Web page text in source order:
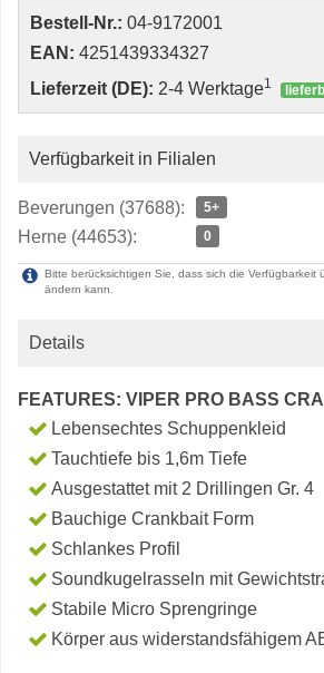
Bestell-Nr.: 04-9172001
EAN: 4251439334327
Lieferzeit (DE): 2-4 Werktage1
Verfügbarkeit in Filialen
Beverungen (37688): 5+
Herne (44653): 0
Bitte berücksichtigen Sie, dass sich die Verfügbarkeit
ändern kann.
Details
FEATURES: VIPER PRO BASS
Lebensechtes Schuppenkleid
Tauchtiefe bis 1,6m Tiefe
Ausgestattet mit 2 Drillingen Gr. 4
Bauchige Crankbait Form
Schlankes Profil
Soundkugelrasseln mit
Stabile Micro Sprengringe
Körper aus widerstandsfähigem